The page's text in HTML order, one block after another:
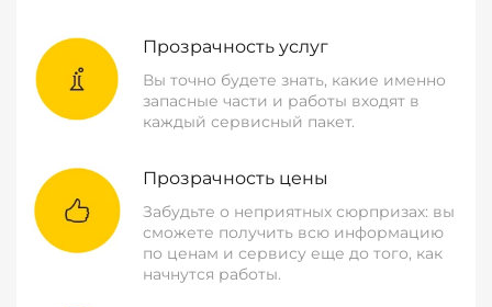
Прозрачность услуг
Вы точно будете знать, какие именно
запасные части и работы входят в
каждый сервисный пакет.
Прозрачность цены
Забудьте о неприятных сюрпризах: вы
сможете получить всю информацию
по ценам и сервису еще до того, как
начнутся работы.